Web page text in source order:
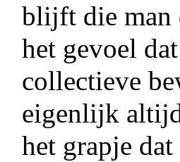
blijft die man
het gevoel
collectieve
eigenlijk
het grapje